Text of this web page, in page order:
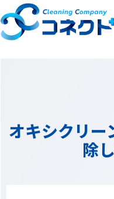
N
オキシクリー
除